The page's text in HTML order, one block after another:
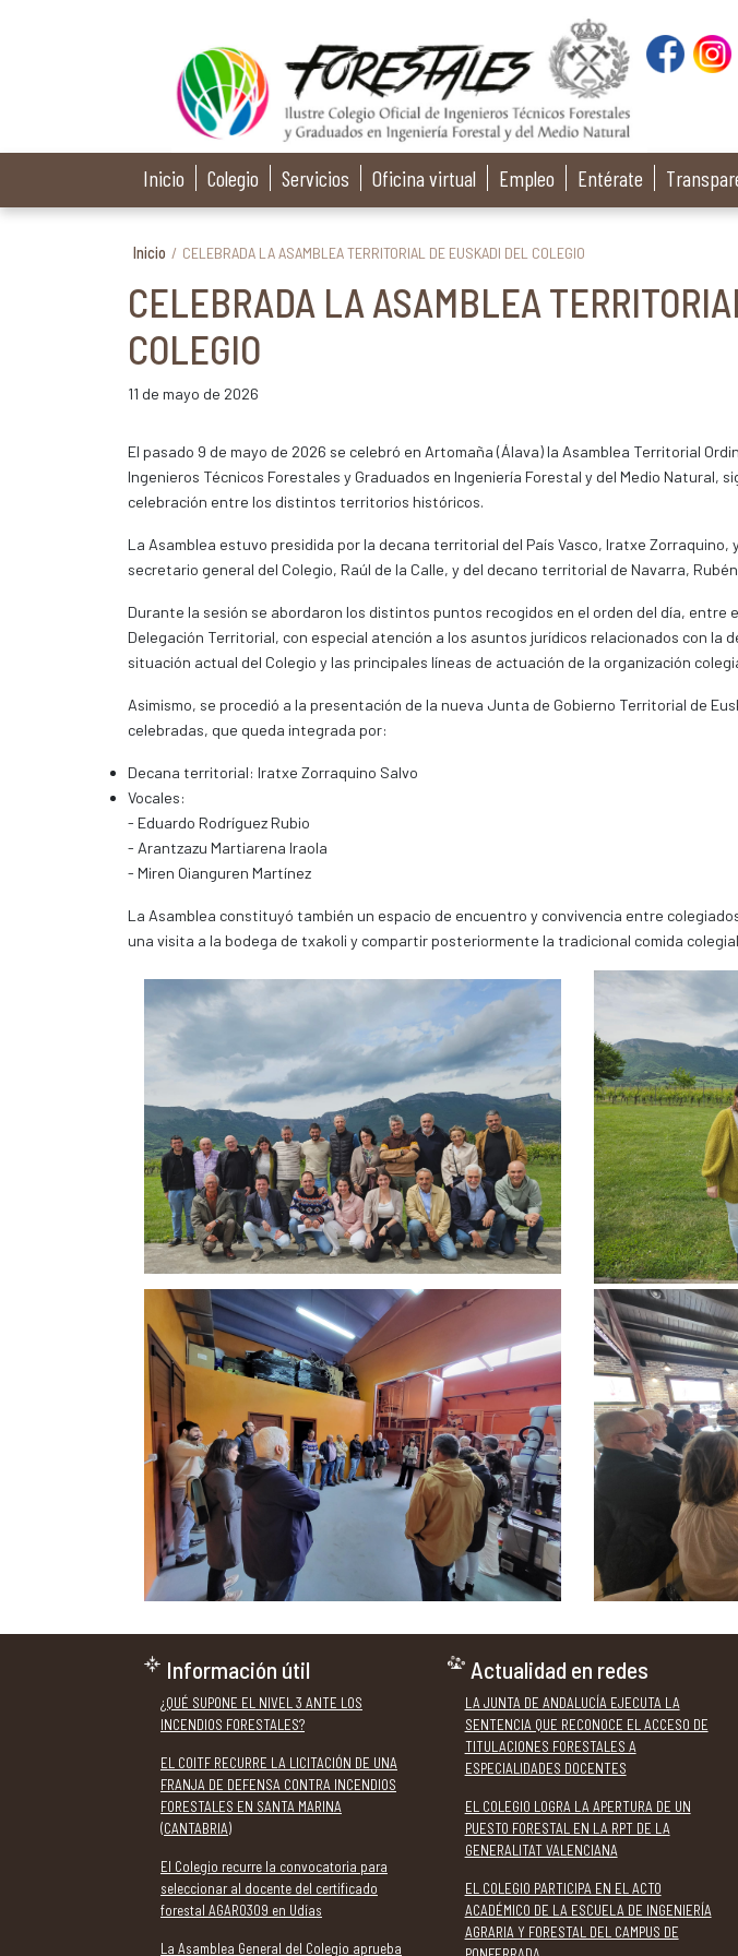
Inicio Colegio Servicios Oficina virtual Empleo Entérate
Inicio / CELEBRADA LA ASAMBLEA TERRITORIAL DE EUSKADI DEL COLEGIO
CELEBRADA LA ASAMBLEA
COLEGIO
11 de mayo de 2026
El pasado 9 de mayo de 2026 se celebró en Artomaña (Álava) la Asamblea Territorial
Ingenieros Técnicos Forestales y Graduados en Ingeniería Forestal y del Medio Natural,
celebración entre los distintos territorios históricos.
La Asamblea estuvo presidida por la decana territorial del País Vasco, Iratxe Zorraquino,
secretario general del Colegio, Raúl de la Calle, y del decano territorial de Navarra, Rubén
Durante la sesión se abordaron los distintos puntos recogidos en el orden del día, entre
Delegación Territorial, con especial atención a los asuntos jurídicos relacionados con la
situación actual del Colegio y las principales líneas de actuación de la organización
Asimismo, se procedió a la presentación de la nueva Junta de Gobierno Territorial de
celebradas, que queda integrada por:
Decana territorial: Iratxe Zorraquino Salvo
Vocales:
- Eduardo Rodríguez Rubio
- Arantzazu Martiarena Iraola
- Miren Oianguren Martínez
La Asamblea constituyó también un espacio de encuentro y convivencia entre
una visita a la bodega de txakoli y compartir posteriormente la tradicional comida
Información útil
¿QUÉ SUPONE EL NIVEL 3 ANTE LOS
INCENDIOS FORESTALES?
EL COITF RECURRE LA LICITACIÓN DE UNA
FRANJA DE DEFENSA CONTRA INCENDIOS
FORESTALES EN SANTA MARINA
(CANTABRIA)
El Colegio recurre la convocatoria para
seleccionar al docente del certificado
forestal AGAR0309 en Udías
La Asamblea General del Colegio aprueba
Actualidad en redes
LA JUNTA DE ANDALUCÍA EJECUTA LA
SENTENCIA QUE RECONOCE EL ACCESO DE
TITULACIONES FORESTALES A
ESPECIALIDADES DOCENTES
EL COLEGIO LOGRA LA APERTURA DE UN
PUESTO FORESTAL EN LA RPT DE LA
GENERALITAT VALENCIANA
EL COLEGIO PARTICIPA EN EL ACTO
ACADÉMICO DE LA ESCUELA DE INGENIERÍA
AGRARIA Y FORESTAL DEL CAMPUS DE